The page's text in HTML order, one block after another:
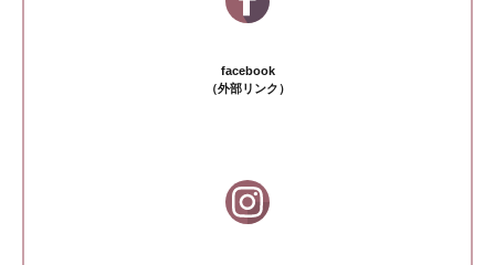
facebook
（外部リンク）